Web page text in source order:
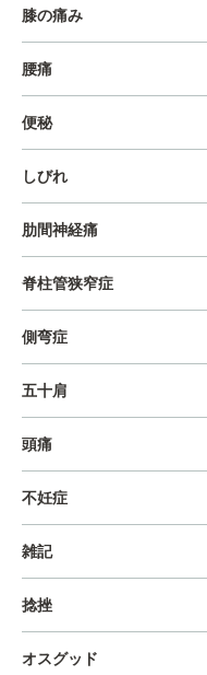
膝の痛み
腰痛
便秘
しびれ
肋間神経痛
脊柱管狭窄症
側弯症
五十肩
頭痛
不妊症
雑記
捻挫
オスグッド